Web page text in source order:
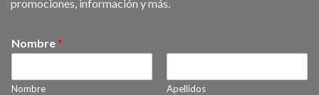
promociones, información y más.
Nombre *
Nombre Apellidos